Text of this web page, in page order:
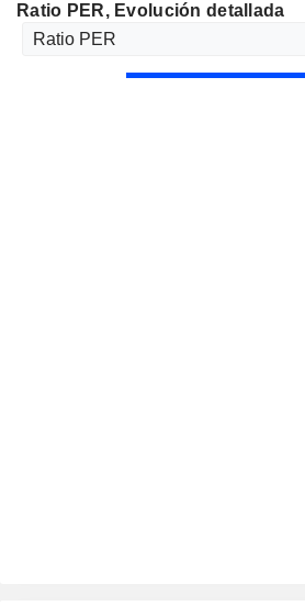
Ratio PER, Evolución detallada